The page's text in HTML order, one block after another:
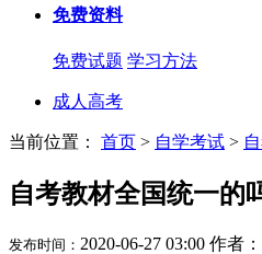
免费资料
免费试题 学习方法
成人高考
当前位置： 首页 > 自学考试 >
自考教材全国统一的
发布时间： 2020-06-27 03:00 作者：